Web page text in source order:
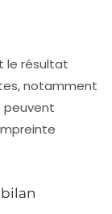
le résultat
notamment
peuvent